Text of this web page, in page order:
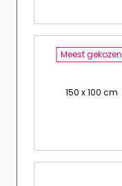
Meest gekozen
150 x 100 cm